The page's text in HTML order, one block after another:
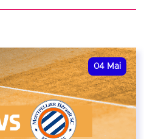
04 Mai